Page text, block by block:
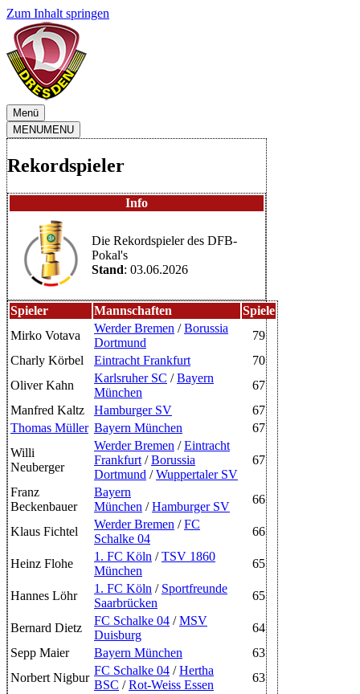
Zum Inhalt springen
Menü
MENUMENU
Rekordspieler
Info
Die Rekordspieler des DFB-
Pokal's
Stand: 03.06.2026
Spieler Mannschaften
Spiele
Mirko Votava
Werder Bremen /Borussia
Dortmund
79
Charly Körbel
Eintracht Frankfurt
70
Oliver Kahn
Karlsruher SC /Bayern
München
67
Manfred Kaltz
Hamburger SV
67
Thomas Müller Bayern München
67
Willi
Neuberger
Werder Bremen /Eintracht
Frankfurt /Borussia
Dortmund /Wuppertaler SV
67
Franz
Beckenbauer
Bayern
München /Hamburger SV
66
Klaus Fichtel
Werder Bremen /FC
Schalke 04
66
Heinz Flohe
1. FC Köln /TSV 1860
München
65
Hannes Löhr
1. FC Köln / Sportfreunde
Saarbrücken
65
Bernard Dietz
FC Schalke 04 /MSV
Duisburg
64
Sepp Maier
Bayern München
63
Norbert Nigbur
FC Schalke 04 /Hertha
BSC /Rot-Weiss Essen
63